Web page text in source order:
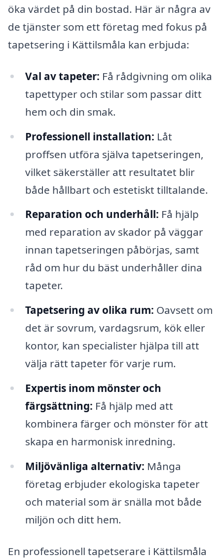
öka värdet på din bostad. Här är några av
de tjänster som ett företag med fokus på
tapetsering i Kättilsmåla kan erbjuda:
Val av tapeter: Få rådgivning om olika
tapettyper och stilar som passar ditt
hem och din smak.
Professionell installation: Låt
proffsen utföra själva tapetseringen,
vilket säkerställer att resultatet blir
både hållbart och estetiskt tilltalande.
Reparation och underhåll: Få hjälp
med reparation av skador på väggar
innan tapetseringen påbörjas, samt
råd om hur du bäst underhåller dina
tapeter.
Tapetsering av olika rum: Oavsett om
det är sovrum, vardagsrum, kök eller
kontor, kan specialister hjälpa till att
välja rätt tapeter för varje rum.
Expertis inom mönster och
färgsättning: Få hjälp med att
kombinera färger och mönster för att
skapa en harmonisk inredning.
Miljövänliga alternativ: Många
företag erbjuder ekologiska tapeter
och material som är snälla mot både
miljön och ditt hem.
En professionell tapetserare i Kättilsmåla